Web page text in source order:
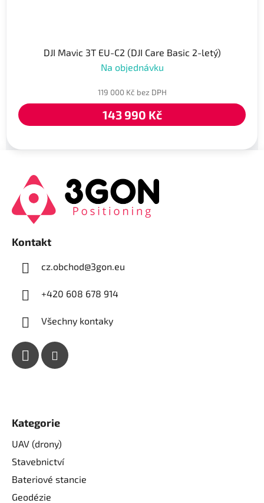
DJI Mavic 3T EU-C2 (DJI Care Basic 2-letý)
Na objednávku
119 000 Kč bez DPH
143 990 Kč
Kontakt
cz.obchod@3gon.eu
+420 608 678 914
Všechny kontaky
Kategorie
UAV (drony)
Stavebnictví
Bateriové stancie
Geodézie